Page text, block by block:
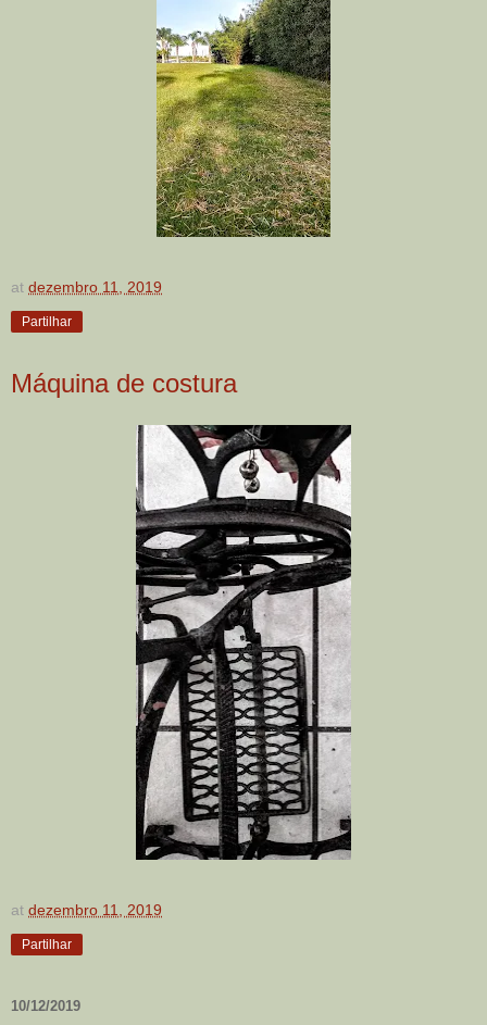
at dezembro 11, 2019
Partilhar
Máquina de costura
at dezembro 11, 2019
Partilhar
10/12/2019